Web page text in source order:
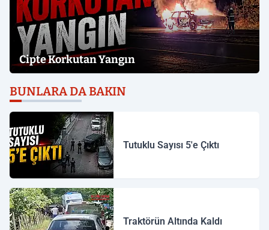
Cipte Korkutan Yangın
BUNLARA DA BAKIN
Tutuklu Sayısı 5'e Çıktı
Traktörün Altında Kaldı